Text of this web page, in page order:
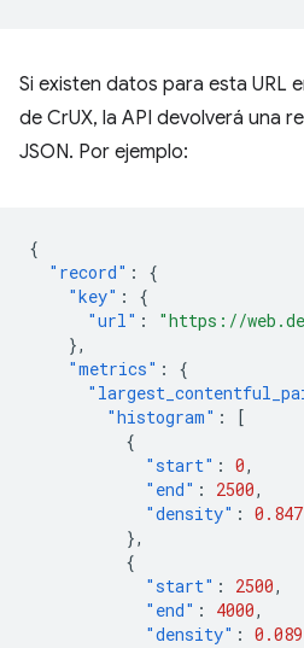
Si existen datos para esta URL
de CrUX, la API devolverá una
JSON. Por ejemplo:
{
"record" :
{
"key" :
{
"url" :
"https://
},
"metrics" :
{
"histogram" :
[
{
"start" : 0,
"end" : 2500,
"density" :
},
{
"start" : 2500,
"end" : 4000,
"density" :